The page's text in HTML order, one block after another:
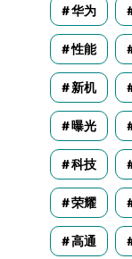
华为
性能
新机
曝光
科技
荣耀
高通